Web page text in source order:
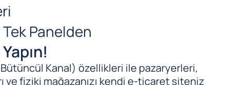
Panelden
Kanal) özellikleri ile pazaryerleri,
ve fiziki mağazanızı kendi e-ticaret siteniz